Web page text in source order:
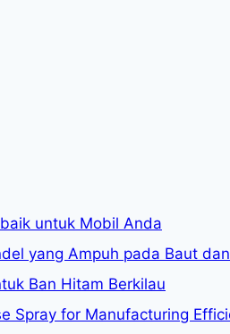
untuk Mobil Anda
yang Ampuh pada Baut
Ban Hitam Berkilau
Spray for Manufacturing